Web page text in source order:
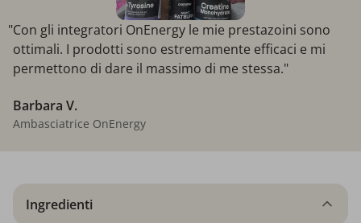
"Con gli integratori OnEnergy le mie prestazoini sono
ottimali. I prodotti sono estremamente efficaci e mi
permettono di dare il massimo di me stessa."
Barbara V.
Ambasciatrice OnEnergy
Ingredienti